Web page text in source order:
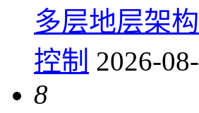
多层地层架
控制 2026-
8